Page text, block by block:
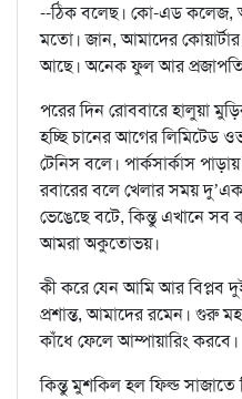
--ঠিক বলেছ। কো-এড কলেজ,
মতো। জান, আমাদের
আছে। অনেক ফুল আর
পরের দিন রোববারে হালুয়া
হচ্ছি চানের আগের লিমিটেড
টেনিস বলে। পার্কসার্কাস
রবারের বলে খেলার সময়
ভেঙেছে বটে, কিন্তু এখানে সব
আমরা অকুতোভয়।
কী করে যেন আমি আর বিপ্লব দুই
প্রশান্ত, আমাদের রমেন। গুরু
কাঁধে ফেলে আম্পায়ারিং করবে।
কিন্তু মুশকিল হল ফিল্ড